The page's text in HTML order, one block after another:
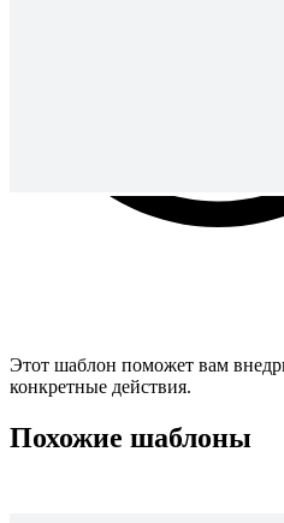
Этот шаблон поможет вам
конкретные действия.
Похожие шаблоны